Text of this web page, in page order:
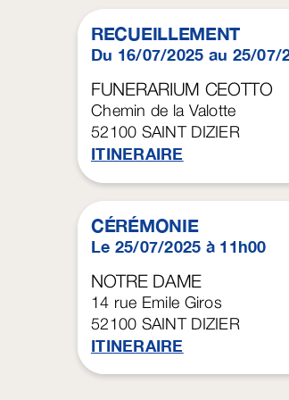
RECUEILLEMENT
Du 16/07/2025 au 25/07/
FUNERARIUM CEOTTO
Chemin de la Valotte
52100 SAINT DIZIER
ITINERAIRE
CÉRÉMONIE
Le 25/07/2025 à 11h00
NOTRE DAME
14 rue Emile Giros
52100 SAINT DIZIER
ITINERAIRE